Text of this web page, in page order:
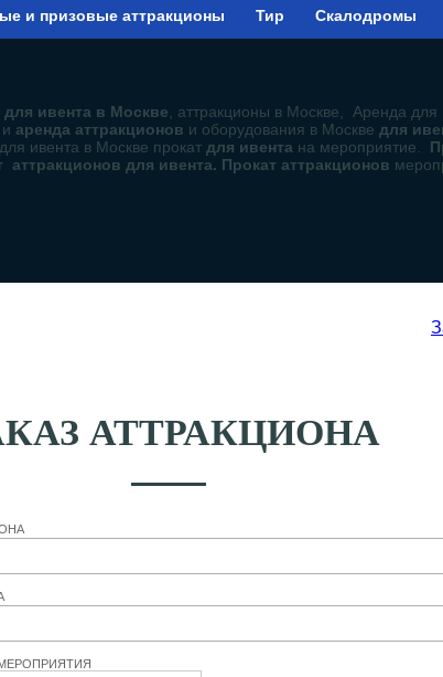
и призовые аттракционы Тир Скалодромы
ивента в Москве, аттракционы в Москве, Аренда
аренда аттракционов и оборудования в Москве для
для ивента в Москве прокат для ивента на мероприятие.
аттракционов для ивента. Прокат аттракционов
АТТРАКЦИОНА